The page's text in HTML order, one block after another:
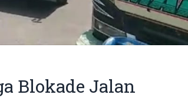
Blokade Jalan